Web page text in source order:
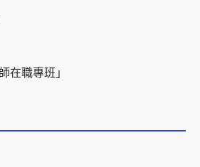
在職專班」